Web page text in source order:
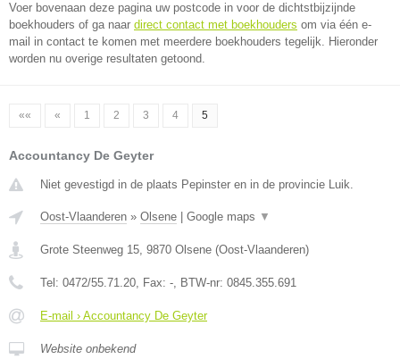
Voer bovenaan deze pagina uw postcode in voor de dichtstbijzijnde
boekhouders of ga naar direct contact met boekhouders om via één e-
mail in contact te komen met meerdere boekhouders tegelijk. Hieronder
worden nu overige resultaten getoond.
«« « 1 2 3 4 5
Accountancy De Geyter
Niet gevestigd in de plaats Pepinster en in de provincie Luik.
Oost-Vlaanderen » Olsene Google maps ▼
Grote Steenweg 15, 9870 Olsene (Oost-Vlaanderen)
Tel: 0472/55.71.20, Fax: -, BTW-nr: 0845.355.691
E-mail › Accountancy De Geyter
Website onbekend